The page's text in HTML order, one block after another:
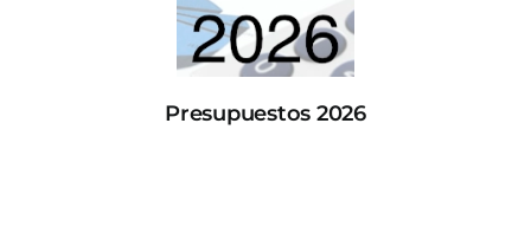
Presupuestos 2026